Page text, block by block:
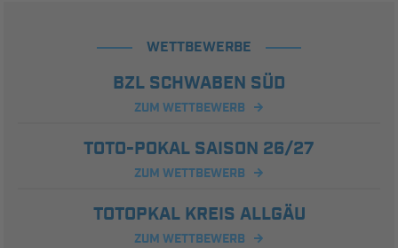
WETTBEWERBE
BZL SCHWABEN SÜD
ZUM WETTBEWERB
TOTO-POKAL SAISON 26/27
ZUM WETTBEWERB
TOTOPKAL KREIS ALLGÄU
ZUM WETTBEWERB